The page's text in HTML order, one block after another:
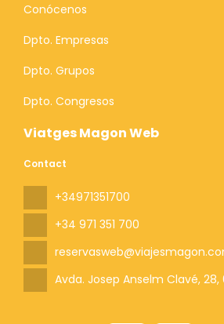
Viatges Magon Web
Contact
+34971351700
+34 971 351 700
Avda. Josep Anselm Clavé, 28,
Conócenos
Dpto. Empresas
Dpto. Grupos
Dpto. Congresos